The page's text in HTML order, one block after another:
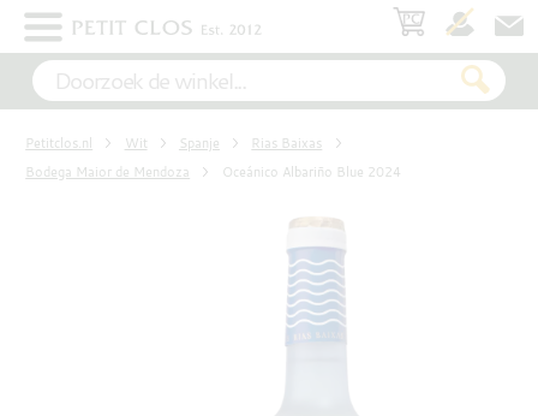
WIT
ROSÉ
Petitclos.nl Wit Spanje
Rias Baixas
Bodega Maior de Mendoza
Oceánico Albariño Blue 2024